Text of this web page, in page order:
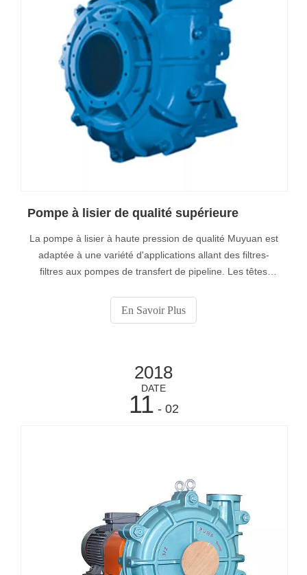
Pompe à lisier de qualité supérieure
La pompe à lisier à haute pression de qualité Muyuan est
adaptée à une variété d'applications allant des filtres-
filtres aux pompes de transfert de pipeline. Les têtes
pompes les plus robustes de la gamme.
En Savoir Plus
2018
DATE
11 - 02